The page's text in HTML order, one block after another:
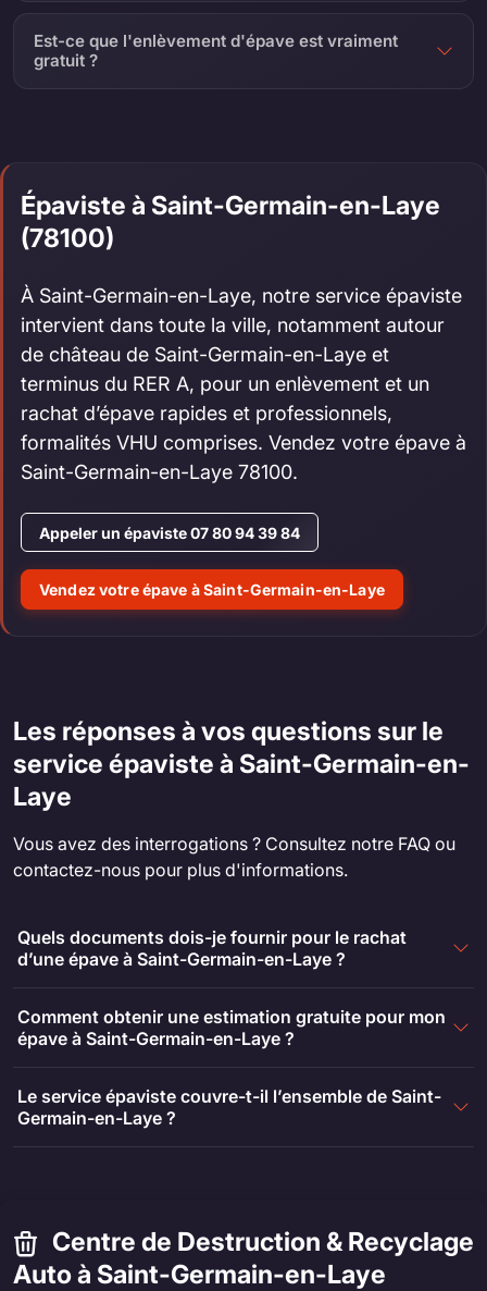
Est-ce que l'enlèvement d'épave est vraiment
gratuit ?
Épaviste à Saint-Germain-en-Laye
(78100)
À Saint-Germain-en-Laye, notre service épaviste
intervient dans toute la ville, notamment autour
de château de Saint-Germain-en-Laye et
terminus du RER A, pour un enlèvement et un
rachat d’épave rapides et professionnels,
formalités VHU comprises. Vendez votre épave à
Saint-Germain-en-Laye 78100.
Appeler un épaviste 07 80 94 39 84
Vendez votre épave à Saint-Germain-en-Laye
Les réponses à vos questions sur le
service épaviste à Saint-Germain-en-
Laye
Vous avez des interrogations ? Consultez notre FAQ ou
contactez-nous pour plus d'informations.
Quels documents dois-je fournir pour le rachat
d’une épave à Saint-Germain-en-Laye ?
Comment obtenir une estimation gratuite pour mon
épave à Saint-Germain-en-Laye ?
Le service épaviste couvre-t-il l’ensemble de Saint-
Germain-en-Laye ?
Centre de Destruction & Recyclage
Auto à Saint-Germain-en-Laye